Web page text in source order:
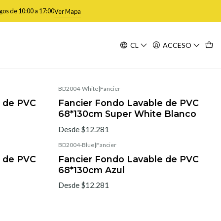
CL ACCESO
de 10:00 a 17:00Ver Mapa
Filtros
PVC
BD2004-White|Fancier
Fancier Fondo Lavable de PVC
68*130cm Super White Blanco
Desde $12.281
PVC
BD2004-Blue|Fancier
Fancier Fondo Lavable de PVC
68*130cm Azul
Desde $12.281